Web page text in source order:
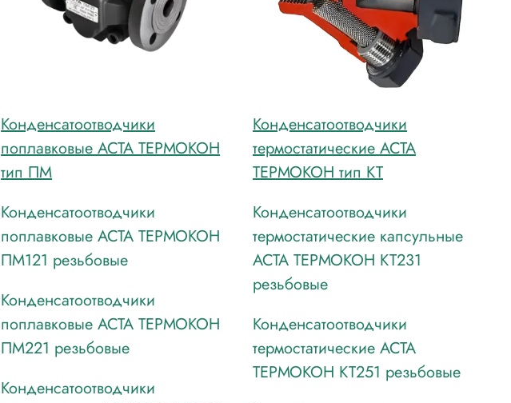
Конденсатоотводчики
поплавковые АСТА ТЕРМОКОН
тип ПМ
Конденсатоотводчики
поплавковые АСТА ТЕРМОКОН
ПМ121 резьбовые
Конденсатоотводчики
поплавковые АСТА ТЕРМОКОН
ПМ221 резьбовые
Конденсатоотводчики
Конденсатоотводчики
термостатические АСТА
ТЕРМОКОН тип КТ
Конденсатоотводчики
термостатические капсульные
АСТА ТЕРМОКОН КТ231
резьбовые
Конденсатоотводчики
термостатические АСТА
ТЕРМОКОН КТ251 резьбовые